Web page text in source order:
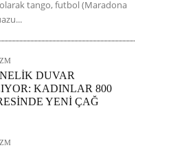
tango, futbol (Maradona
DUVAR
KADINLAR 800
YENİ ÇAĞ